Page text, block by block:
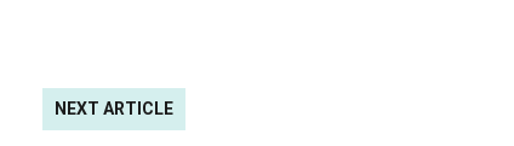
NEXT ARTICLE